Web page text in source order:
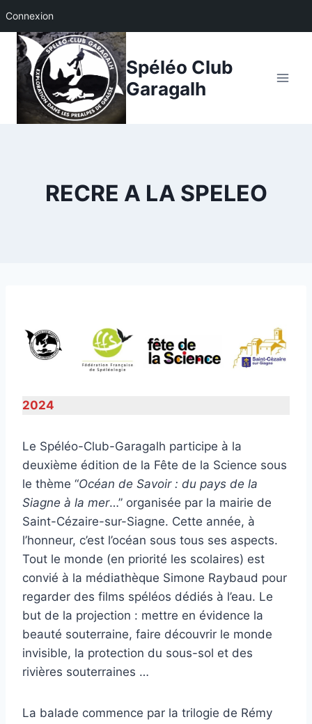
Connexion
Aller
contenu
Spéléo Club
Garagalh
RECRE A LA SPELEO
2024
Le Spéléo-Club-Garagalh participe à la
deuxième édition de la Fête de la Science sous
le thème “Océan de Savoir : du pays de la
Siagne à la mer…” organisée par la mairie de
Saint-Cézaire-sur-Siagne. Cette année, à
l’honneur, c’est l’océan sous tous ses aspects.
Tout le monde (en priorité les scolaires) est
convié à la médiathèque Simone Raybaud pour
regarder des films spéléos dédiés à l’eau. Le
but de la projection : mettre en évidence la
beauté souterraine, faire découvrir le monde
invisible, la protection du sous-sol et des
rivières souterraines …
La balade commence par la trilogie de Rémy